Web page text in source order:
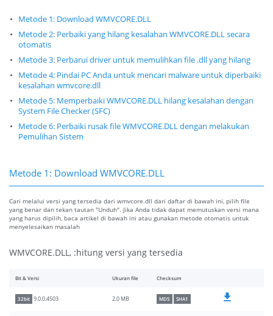
Metode 1: Download WMVCORE.DLL
Metode 2: Perbaiki yang hilang kesalahan WMVCORE.DLL secara
otomatis
Metode 3: Perbarui driver untuk memulihkan file .dll yang hilang
Metode 4: Pindai PC Anda untuk mencari malware untuk diperbaiki
kesalahan wmvcore.dll
Metode 5: Memperbaiki WMVCORE.DLL hilang kesalahan dengan
System File Checker (SFC)
Metode 6: Perbaiki rusak file WMVCORE.DLL dengan melakukan
Pemulihan Sistem
Metode 1: Download WMVCORE.DLL
Cari melalui versi yang tersedia dari wmvcore.dll dari daftar di bawah ini, pilih file
yang benar dan tekan tautan "Unduh". Jika Anda tidak dapat memutuskan versi mana
yang harus dipilih, baca artikel di bawah ini atau gunakan metode otomatis untuk
menyelesaikan masalah
WMVCORE.DLL, :hitung versi yang tersedia
Bit & Versi Ukuran file Checksum
32bit 9.0.0.4503 2.0 MB MD5 SHA1